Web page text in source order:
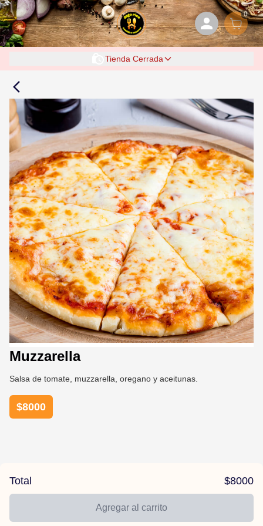
0
Tienda Cerrada
Muzzarella
Salsa de tomate, muzzarella, oregano y aceitunas.
$8000
Total $8000
Agregar al carrito